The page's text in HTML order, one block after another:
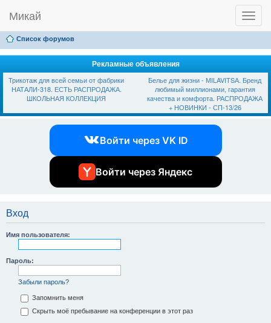
T
o
g
l
n
a
v
i
g
Микай
Ссылки Вход
Список форумов
Рекламные объявления
Трикотаж для всей семьи от фабрики
НАТАЛИ-318. ЕСТЬ РАСПРОДАЖА.
ШКОЛЬНАЯ КОЛЛЕКЦИЯ
Белье для жизни - МILAVIТSА. Бренд
любимый миллионами, гарантия
качества и комфорта. РАСПРОДАЖА
+ НОВИНКИ - СП-13/26
Войти через VK ID
Войти через Яндекс
Вход
Имя пользователя:
Пароль:
Забыли пароль?
Запомнить меня
Скрыть моё пребывание на конференции в этот раз